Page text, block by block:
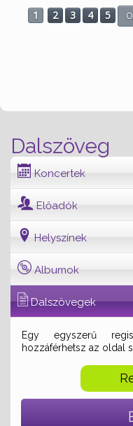
Dalszöveg
Koncertek
Előadók
Helyszínek
Albumok
Dalszövegek
Egy egyszerű
hozzáférhetsz az oldal
1 2 3 4 5